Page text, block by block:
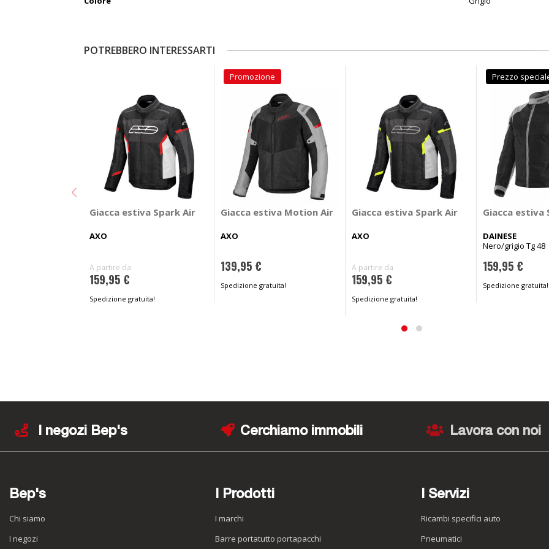
POTREBBERO INTERESSARTI
Giacca estiva Spark Air
AXO
A partire da
159,95 €
Spedizione gratuita!
Promozione
Giacca estiva Motion Air
AXO
139,95 €
Spedizione gratuita!
Giacca estiva Spark Air
AXO
A partire da
159,95 €
Spedizione gratuita!
Prezzo
Giacca estiva
DAINESE
Nero/grigio Tg 48
159,95 €
Spedizione gratuita!
I negozi Bep's Cerchiamo immobili Lavora con noi
Bep's
Chi siamo
I negozi
I Prodotti
I marchi
Barre portatutto portapacchi
I Servizi
Ricambi specifici auto
Pneumatici